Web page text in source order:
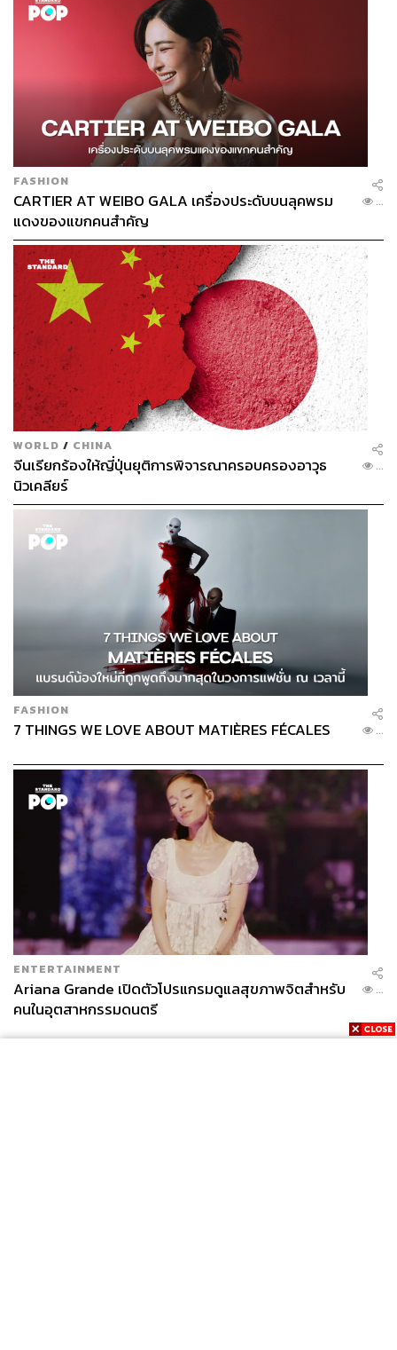
FASHION
CARTIER AT WEIBO GALA เครื่องประดับบนลุคพรม
แดงของแขกคนสำคัญ
...
WORLD / CHINA
จีนเรียกร้องให้ญี่ปุ่นยุติการพิจารณาครอบครองอาวุธ
นิวเคลียร์
...
FASHION
7 THINGS WE LOVE ABOUT MATIÈRES FÉCALES ...
ENTERTAINMENT
Ariana Grande เปิดตัวโปรแกรมดูแลสุขภาพจิตสำหรับ
คนในอุตสาหกรรมดนตรี
...